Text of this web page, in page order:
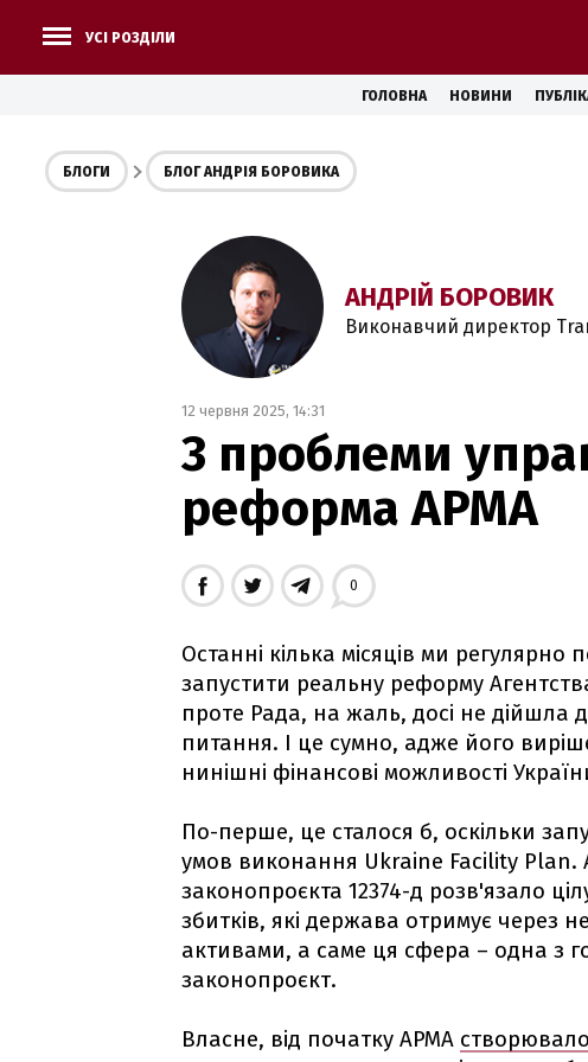
УСІ РОЗДІЛИ
ГОЛОВНА НОВИНИ
БЛОГИ БЛОГ АНДРІЯ БОРОВИКА
АНДРІЙ БОРОВИК
Виконавчий директор
12 червня 2025, 14:31
3 проблеми
реформа АРМА
0
Останні кілька місяців ми
запустити реальну реформу
проте Рада, на жаль, досі не дійшла
питання. І це сумно, адже його
нинішні фінансові можливості
По-перше, це сталося б, оскільки
умов виконання Ukraine Facility Plan.
законопроєкта 12374-д розв'язало
збитків, які держава отримує через
активами, а саме ця сфера – одна з
законопроєкт.
Власне, від початку АРМА